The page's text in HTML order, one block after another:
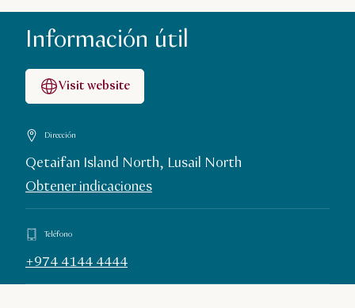
Información útil
Visit website
Dirección
Qetaifan Island North, Lusail North
Obtener indicaciones
Teléfono
+974 4144 4444